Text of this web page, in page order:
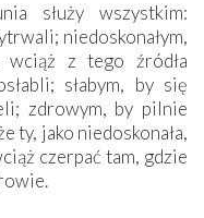
służy wszystkim:
niedoskonałym,
wciąż z tego źródła
słabym, by się
zdrowym, by pilnie
ty, jako niedoskonała,
czerpać tam, gdzie